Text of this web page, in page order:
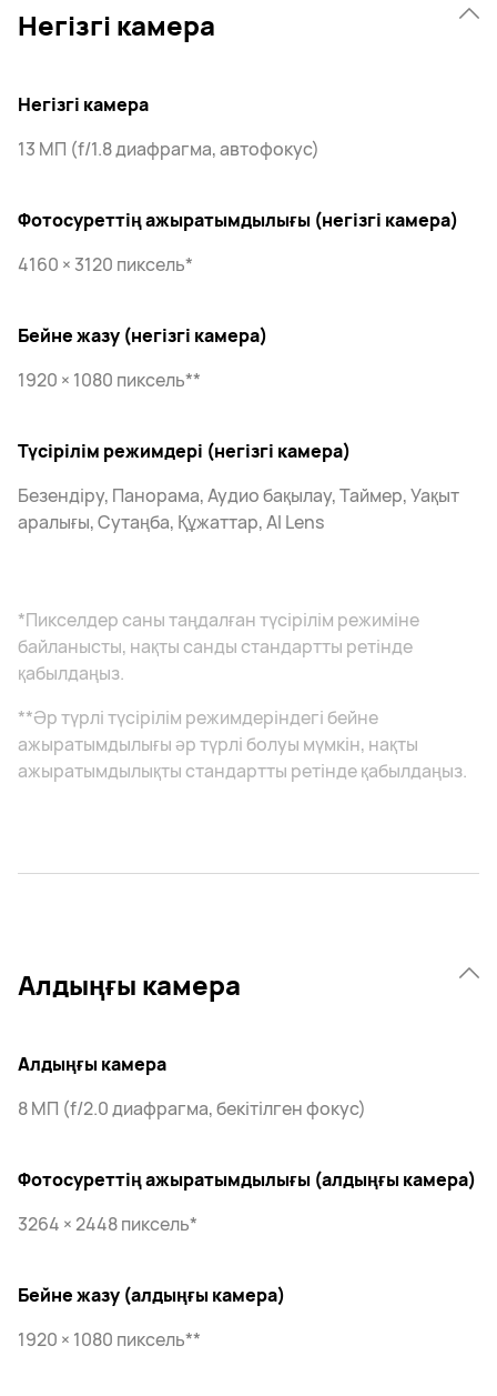
Негізгі камера
Негізгі камера
13 МП (f/1.8 диафрагма, автофокус)
Фотосуреттің ажыратымдылығы (негізгі камера)
4160 × 3120 пиксель*
Бейне жазу (негізгі камера)
1920 × 1080 пиксель**
Түсірілім режимдері (негізгі камера)
Безендіру, Панорама, Аудио бақылау, Таймер, Уақыт
аралығы, Сутаңба, Құжаттар, AI Lens
*Пикселдер саны таңдалған түсірілім режиміне
байланысты, нақты санды стандартты ретінде
қабылдаңыз.
**Әр түрлі түсірілім режимдеріндегі бейне
ажыратымдылығы әр түрлі болуы мүмкін, нақты
ажыратымдылықты стандартты ретінде қабылдаңыз.
Алдыңғы камера
Алдыңғы камера
8 МП (f/2.0 диафрагма, бекітілген фокус)
Фотосуреттің ажыратымдылығы (алдыңғы камера)
3264 × 2448 пиксель*
Бейне жазу (алдыңғы камера)
1920 × 1080 пиксель**